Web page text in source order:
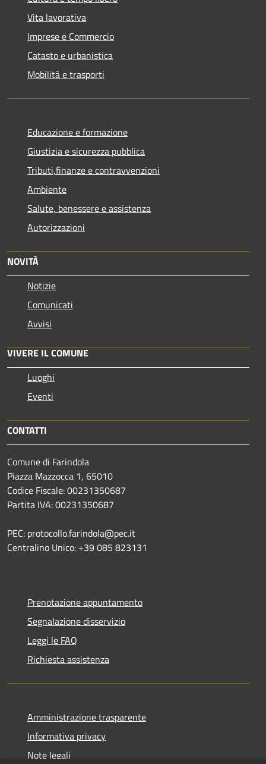
Vita lavorativa
Imprese e Commercio
Catasto e urbanistica
Mobilità e trasporti
Educazione e formazione
Giustizia e sicurezza pubblica
Tributi,finanze e contravvenzioni
Ambiente
Salute, benessere e assistenza
Autorizzazioni
NOVITÀ
Notizie
Comunicati
Avvisi
VIVERE IL COMUNE
Luoghi
Eventi
CONTATTI
Comune di Farindola
Piazza Mazzocca 1, 65010
Codice Fiscale: 00231350687
Partita IVA: 00231350687
PEC: protocollo.farindola@pec.it
Centralino Unico: +39 085 823131
Prenotazione appuntamento
Segnalazione disservizio
Leggi le FAQ
Richiesta assistenza
Amministrazione trasparente
Informativa privacy
Note legali